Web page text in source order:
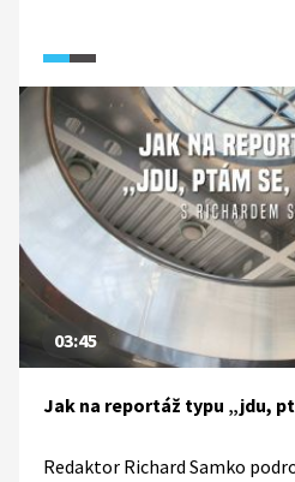
03:45
Jak na reportáž typu „jdu,
Redaktor Richard Samko